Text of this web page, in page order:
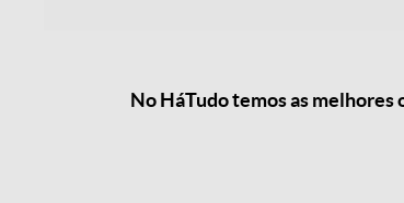
No HáTudo temos as melhores